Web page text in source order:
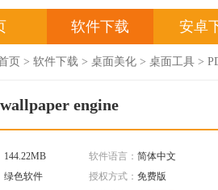
软件下载 安卓
页 > 软件下载 > 桌面美化 > 桌面工具 >
wallpaper engine
144.22MB 软件语言： 简体中文
绿色软件 授权方式： 免费版